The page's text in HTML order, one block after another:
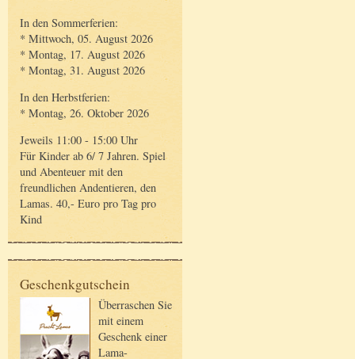
In den Sommerferien:
* Mittwoch, 05. August 2026
* Montag, 17. August 2026
* Montag, 31. August 2026
In den Herbstferien:
* Montag, 26. Oktober 2026
Jeweils 11:00 - 15:00 Uhr
Für Kinder ab 6/ 7 Jahren. Spiel
und Abenteuer mit den
freundlichen Andentieren, den
Lamas. 40,- Euro pro Tag pro
Kind
Geschenkgutschein
Überraschen Sie
mit einem
Geschenk einer
Lama-